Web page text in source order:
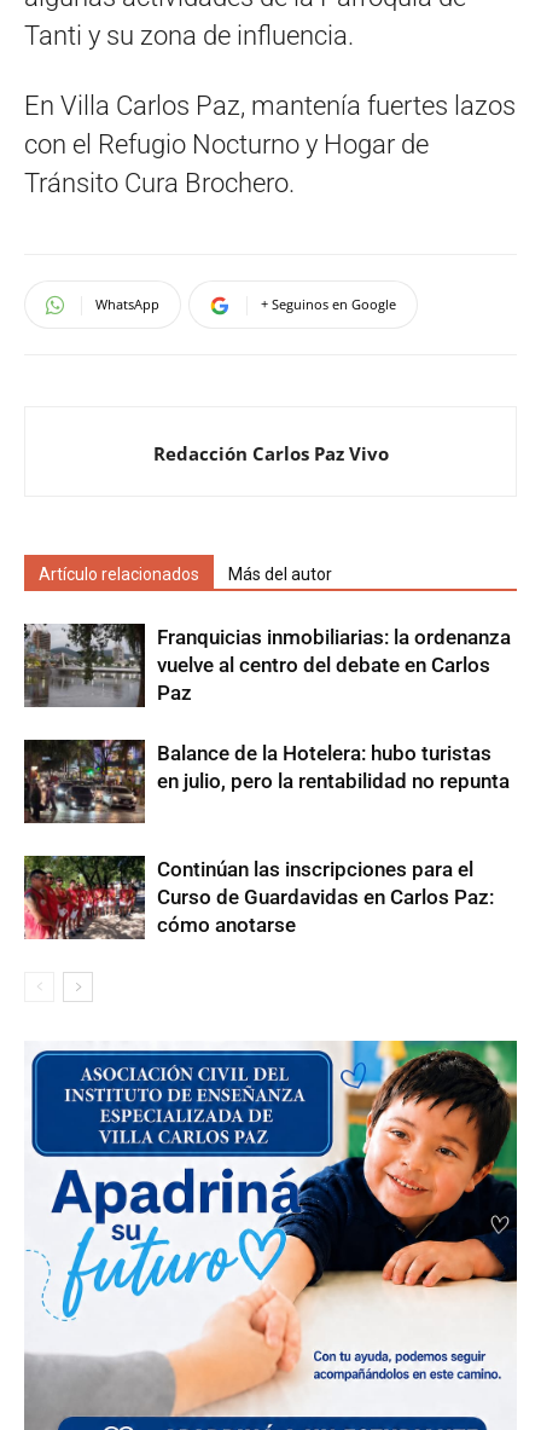
Tanti y su zona de influencia.
En Villa Carlos Paz, mantenía fuertes lazos
con el Refugio Nocturno y Hogar de
Tránsito Cura Brochero.
WhatsApp + Seguinos en Google
Redacción Carlos Paz Vivo
Artículo relacionados Más del autor
Franquicias inmobiliarias: la ordenanza
vuelve al centro del debate en Carlos
Paz
Balance de la Hotelera: hubo turistas
en julio, pero la rentabilidad no repunta
Continúan las inscripciones para el
Curso de Guardavidas en Carlos Paz:
cómo anotarse